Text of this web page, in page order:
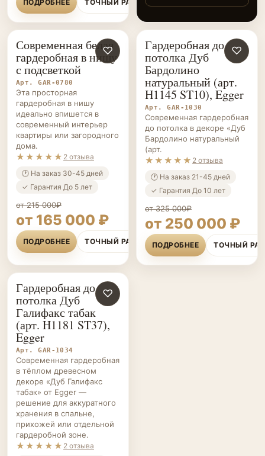
ПОДРОБНЕЕ ТОЧНЫЙ РАСЧЁТ
Теперь вещи всегда в
кажется больше и
светлее.
ГАРДЕРОБНЫЕ НА ЗАКАЗ
♡
Современная белая
гардеробная в нишу
с подсветкой
Арт. GAR-0780
Эта просторная
гардеробная в нишу
идеально впишется в
современный интерьер
квартиры или загородного
дома.
★★★★★ 2 отзыва
🕐 На заказ 30-45 дней
✓ Гарантия До 5 лет
от 215 000₽
от 165 000 ₽
ПОДРОБНЕЕ ТОЧНЫЙ РАСЧЁТ
ГАРДЕРОБНЫЕ НА ЗАКАЗ
♡
Гардеробная до
потолка Дуб
Бардолино
натуральный (арт.
H1145 ST10), Egger
Арт. GAR-1030
Современная гардеробная
до потолка в декоре «Дуб
Бардолино натуральный
(арт.
★★★★★ 2 отзыва
🕐 На заказ 21-45 дней
✓ Гарантия До 10 лет
от 325 000₽
от 250 000 ₽
ПОДРОБНЕЕ ТОЧНЫЙ
ГАРДЕРОБНЫЕ НА ЗАКАЗ
♡
Гардеробная до
потолка Дуб
Галифакс табак
(арт. H1181 ST37),
Egger
Арт. GAR-1034
Современная гардеробная
в тёплом древесном
декоре «Дуб Галифакс
табак» от Egger —
решение для аккуратного
хранения в спальне,
прихожей или отдельной
гардеробной зоне.
★★★★★ 2 отзыва